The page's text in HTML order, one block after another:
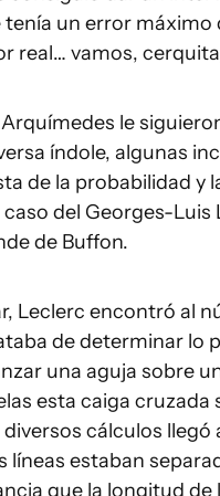
tenía un error máximo
real… vamos,
le
índole, algunas
de la probabilidad y
del Georges-Luis
de Buffon.
Leclerc encontró al
de determinar lo
una aguja sobre
esta caiga cruzada
cálculos llegó
líneas estaban
que la longitud de